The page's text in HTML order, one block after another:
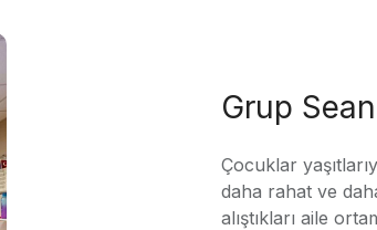
Grup
Çocuklar
daha rahat ve
alıştıkları aile